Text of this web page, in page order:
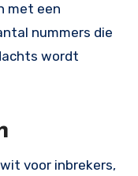
met een
nummers die
wordt
voor inbrekers,